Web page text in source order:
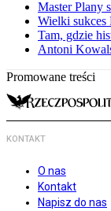
Master Plany
Wielki sukces
Tam, gdzie
Antoni
Promowane treści
KONTAKT
O nas
Kontakt
Napisz do nas